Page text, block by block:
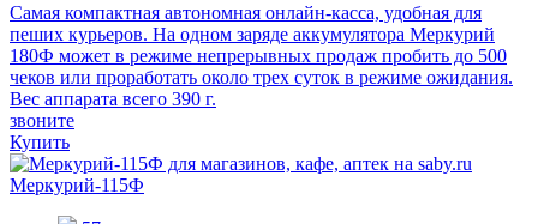
Самая компактная автономная онлайн-касса, удобная для
пеших курьеров. На одном заряде аккумулятора Меркурий
180Ф может в режиме непрерывных продаж пробить до 500
чеков или проработать около трех суток в режиме ожидания.
Вес аппарата всего 390 г.
звоните
Купить
Меркурий-115Ф